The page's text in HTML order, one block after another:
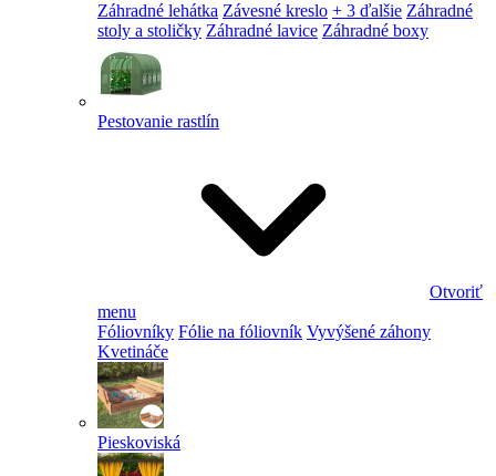
Záhradné lehátka Závesné kreslo + 3 ďalšie Záhradné
stoly a stoličky Záhradné lavice Záhradné boxy
Pestovanie rastlín
Otvoriť
menu
Fóliovníky Fólie na fóliovník Vyvýšené záhony
Kvetináče
Pieskoviská